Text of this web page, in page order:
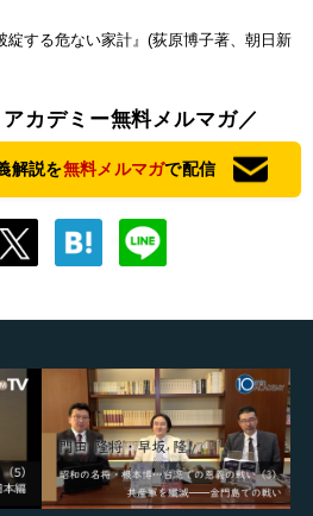
する危ない家計』(荻原博子著、朝日新
カデミー無料メルマガ／
解説を無料メルマガで配信